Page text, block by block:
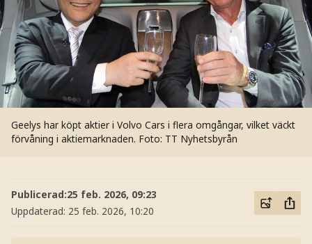
Geelys har köpt aktier i Volvo Cars i flera omgångar, vilket väckt
förvåning i aktiemarknaden. Foto: TT Nyhetsbyrån
Publicerad:25 feb. 2026, 09:23
Uppdaterad: 25 feb. 2026, 10:20